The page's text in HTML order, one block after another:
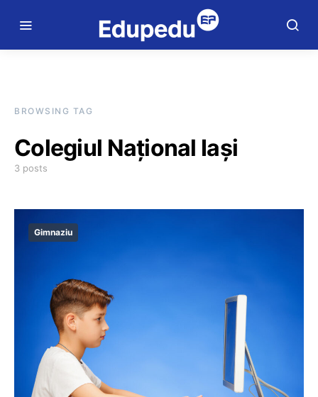
BROWSING TAG
Colegiul Naţional Iaşi
3 posts
Gimnaziu